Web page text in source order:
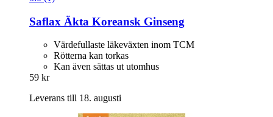
Saflax Äkta Koreansk Ginseng
Värdefullaste läkeväxten inom TCM
Rötterna kan torkas
Kan även sättas ut utomhus
59 kr
Leverans till 18. augusti